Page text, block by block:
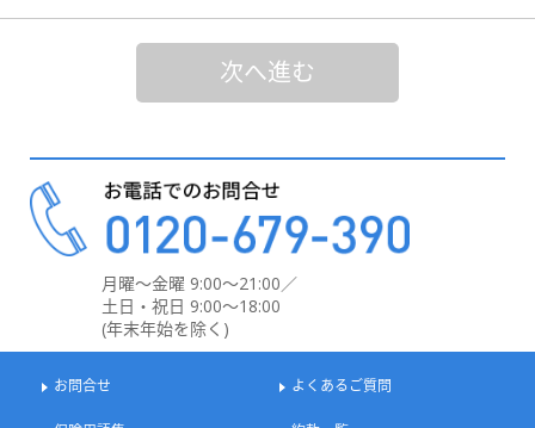
次へ進む
月曜～金曜 9:00～21:00／
土日・祝日 9:00～18:00
(年末年始を除く)
お問合せ よくあるご質問